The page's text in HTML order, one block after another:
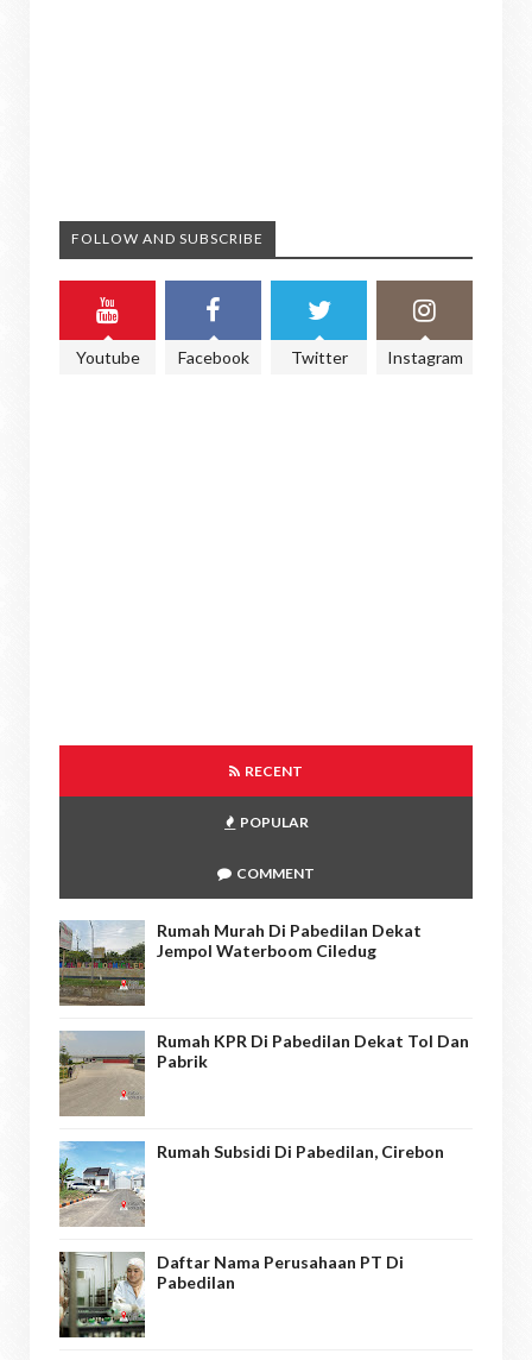
FOLLOW AND SUBSCRIBE
Youtube Facebook Twitter Instagram
RECENT
POPULAR
COMMENT
Rumah Murah Di Pabedilan Dekat
Jempol Waterboom Ciledug
Rumah KPR Di Pabedilan Dekat Tol Dan
Pabrik
Rumah Subsidi Di Pabedilan, Cirebon
Daftar Nama Perusahaan PT Di
Pabedilan